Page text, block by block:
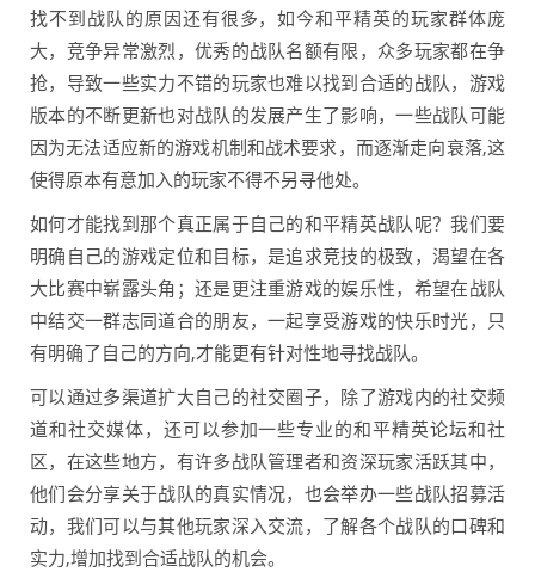
找不到战队的原因还有很多，如今和平精英的玩家群体庞
大，竞争异常激烈，优秀的战队名额有限，众多玩家都在争
抢，导致一些实力不错的玩家也难以找到合适的战队，游戏
版本的不断更新也对战队的发展产生了影响，一些战队可能
因为无法适应新的游戏机制和战术要求，而逐渐走向衰落,这
使得原本有意加入的玩家不得不另寻他处。
如何才能找到那个真正属于自己的和平精英战队呢？我们要
明确自己的游戏定位和目标，是追求竞技的极致，渴望在各
大比赛中崭露头角；还是更注重游戏的娱乐性，希望在战队
中结交一群志同道合的朋友，一起享受游戏的快乐时光，只
有明确了自己的方向,才能更有针对性地寻找战队。
可以通过多渠道扩大自己的社交圈子，除了游戏内的社交频
道和社交媒体，还可以参加一些专业的和平精英论坛和社
区，在这些地方，有许多战队管理者和资深玩家活跃其中，
他们会分享关于战队的真实情况，也会举办一些战队招募活
动，我们可以与其他玩家深入交流，了解各个战队的口碑和
实力,增加找到合适战队的机会。